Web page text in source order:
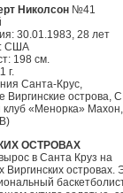
Николсон№41
30.01.1983, 28 лет
США
198 см.
г.
Санта-Крус,
Виргинские острова,
«Менорка» Махон,
ОСТРОВАХ
в Санта Круз на
Виргинских